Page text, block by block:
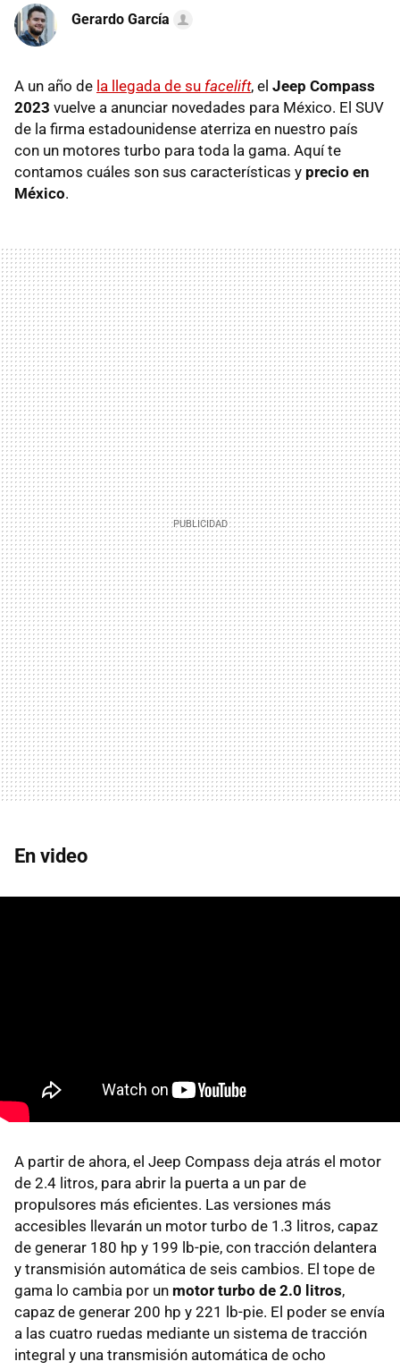
Gerardo García
A un año de la llegada de su facelift, el Jeep Compass
2023 vuelve a anunciar novedades para México. El SUV
de la firma estadounidense aterriza en nuestro país
con un motores turbo para toda la gama. Aquí te
contamos cuáles son sus características y precio en
México.
En video
A partir de ahora, el Jeep Compass deja atrás el motor
de 2.4 litros, para abrir la puerta a un par de
propulsores más eficientes. Las versiones más
accesibles llevarán un motor turbo de 1.3 litros, capaz
de generar 180 hp y 199 lb-pie, con tracción delantera
y transmisión automática de seis cambios. El tope de
gama lo cambia por un motor turbo de 2.0 litros,
capaz de generar 200 hp y 221 lb-pie. El poder se envía
a las cuatro ruedas mediante un sistema de tracción
integral y una transmisión automática de ocho